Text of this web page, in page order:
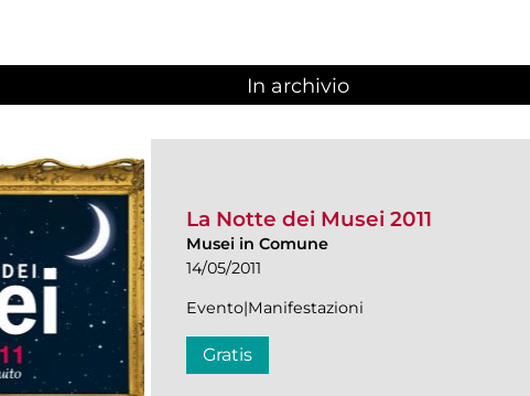
In archivio
La Notte dei Musei 2011
Musei in Comune
14/05/2011
Evento|Manifestazioni
Gratis